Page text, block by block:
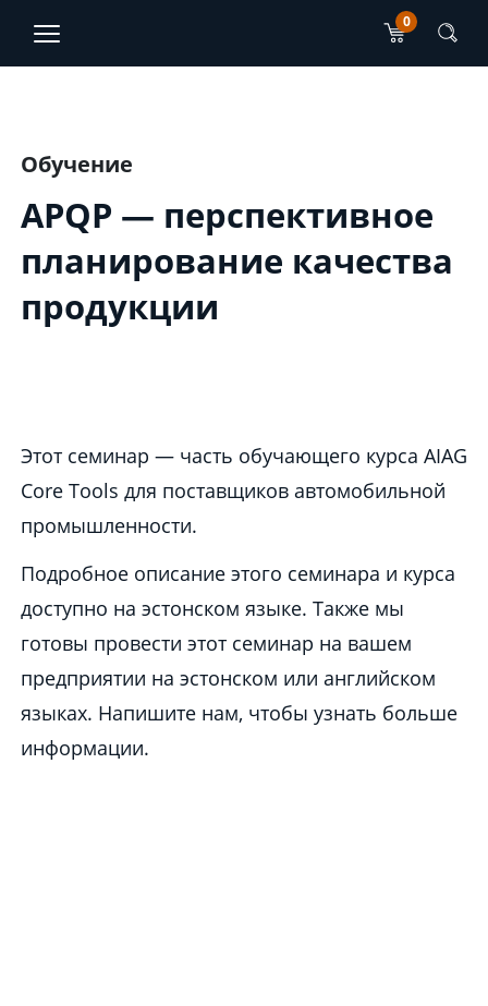
0
Main content section
Обучение
APQP — перспективное
планирование качества
продукции
Этот семинар — часть обучающего курса AIAG
Core Tools для поставщиков автомобильной
промышленности.
Подробное описание этого семинара и курса
доступно на эстонском языке. Также мы
готовы провести этот семинар на вашем
предприятии на эстонском или английском
языках. Напишите нам, чтобы узнать больше
информации.